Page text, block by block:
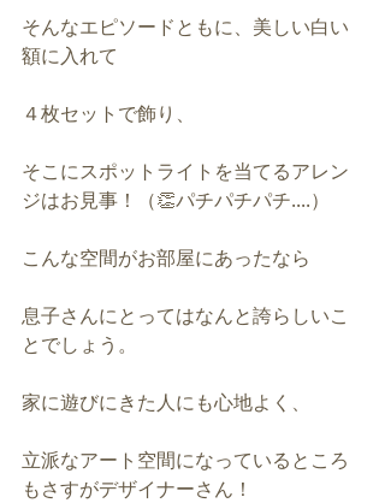
そんなエピソードともに、美しい白い
額に入れて
４枚セットで飾り、
そこにスポットライトを当てるアレン
ジはお見事！（👏パチパチパチ....）
こんな空間がお部屋にあったなら
息子さんにとってはなんと誇らしいこ
とでしょう。
家に遊びにきた人にも心地よく、
立派なアート空間になっているところ
もさすがデザイナーさん！